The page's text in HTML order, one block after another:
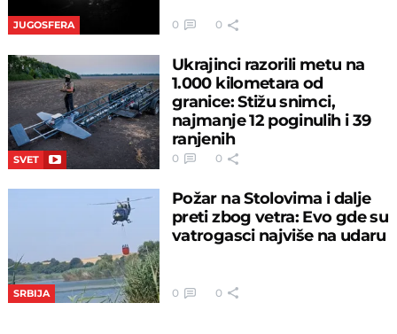
JUGOSFERA 0 0
SVET
Ukrajinci razorili metu na
1.000 kilometara od
granice: Stižu snimci,
najmanje 12 poginulih i 39
ranjenih
0 0
SRBIJA
Požar na Stolovima i dalje
preti zbog vetra: Evo gde su
vatrogasci najviše na udaru
0 0